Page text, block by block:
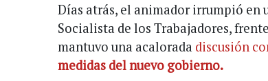
Días atrás, el animador irrumpió en
Socialista de los Trabajadores,
mantuvo una acalorada discusión
medidas del nuevo gobierno.